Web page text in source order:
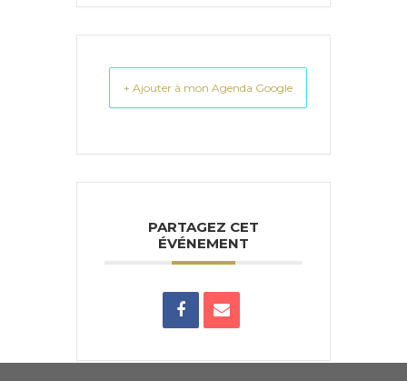
+ Ajouter à mon Agenda Google
PARTAGEZ CET
ÉVÉNEMENT